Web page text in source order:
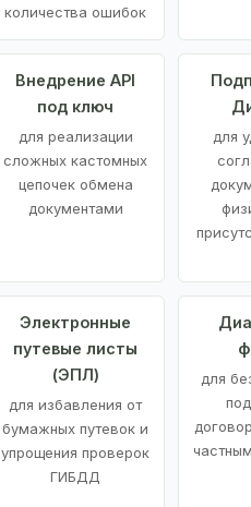
количества ошибок
Внедрение API
под ключ
для реализации
сложных кастомных
цепочек обмена
документами
для
Электронные
путевые листы
(ЭПЛ)
для избавления от
бумажных путевок и
упрощения проверок
ГИБДД
для